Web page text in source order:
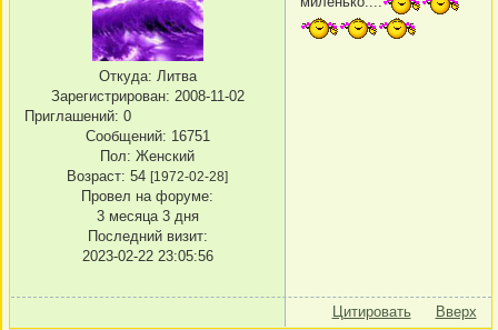
Откуда: Литва
Зарегистрирован: 2008-11-02
Приглашений: 0
Сообщений: 16751
Пол: Женский
Возраст: 54 [1972-02-28]
Провел на форуме:
3 месяца 3 дня
Последний визит:
2023-02-22 23:05:56
Цитировать Вверх